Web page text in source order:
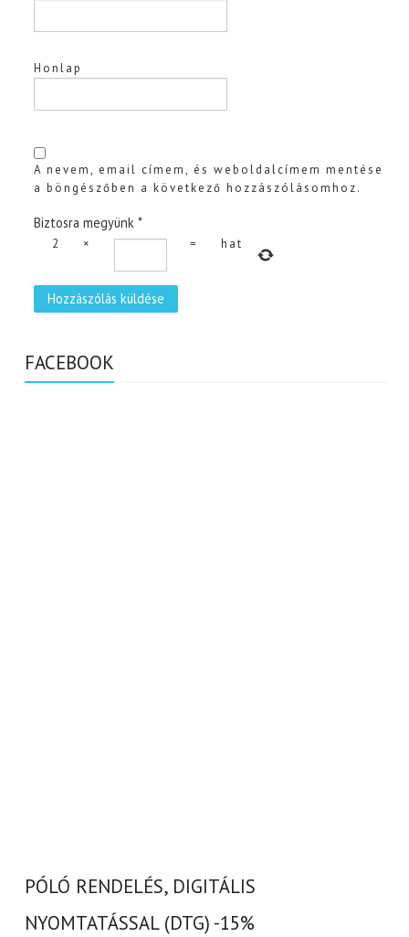
Honlap
A nevem, email címem, és weboldalcímem mentése
a böngészőben a következő hozzászólásomhoz.
Biztosra megyünk *
2 × = hat
FACEBOOK
PÓLÓ RENDELÉS, DIGITÁLIS
NYOMTATÁSSAL (DTG) -15%